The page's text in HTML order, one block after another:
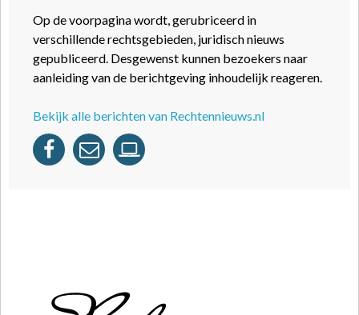
Op de voorpagina wordt, gerubriceerd in
verschillende rechtsgebieden, juridisch nieuws
gepubliceerd. Desgewenst kunnen bezoekers naar
aanleiding van de berichtgeving inhoudelijk reageren.
Bekijk alle berichten van Rechtennieuws.nl